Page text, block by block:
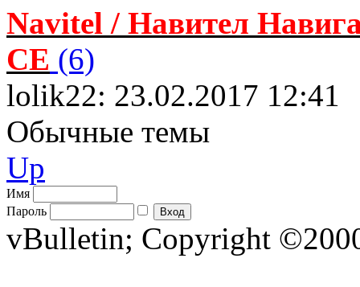
Navitel / Навител
CE (6)
lolik22: 23.02.2017 12:41
Обычные темы
Up
Имя
Пароль
vBulletin; Copyright